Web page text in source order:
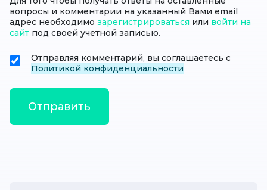
вопросы и комментарии на указанный Вами email
адрес необходимо зарегистрироваться или войти на
сайт под своей учетной записью.
Отправляя комментарий, вы соглашаетесь с
Политикой конфиденциальности